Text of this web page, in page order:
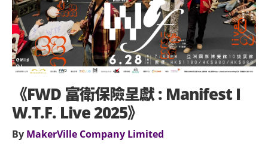
《FWD 富衛保險呈獻 : Manifest I
W.T.F. Live 2025》
By MakerVille Company Limited